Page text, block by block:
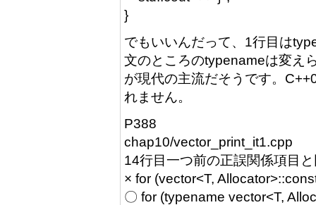
}
でもいいんだって、1行目は
文のところのtypenameは変え
が現代の主流だそうです。
れません。
P388
chap10/vector_print_it1.cpp
14行目一つ前の正誤関係項目
× for (vector<T,
〇 for (typename vector<T,